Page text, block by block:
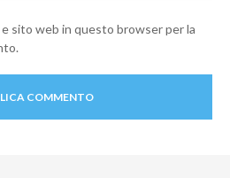
e sito web in questo browser per la